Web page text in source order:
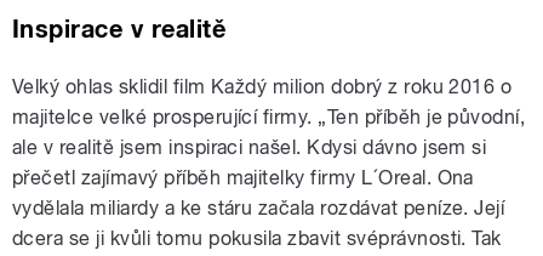
Inspirace v realitě
Velký ohlas sklidil film Každý milion dobrý z roku 2016 o
majitelce velké prosperující firmy. „Ten příběh je původní,
ale v realitě jsem inspiraci našel. Kdysi dávno jsem si
přečetl zajímavý příběh majitelky firmy L´Oreal. Ona
vydělala miliardy a ke stáru začala rozdávat peníze. Její
dcera se ji kvůli tomu pokusila zbavit svéprávnosti. Tak